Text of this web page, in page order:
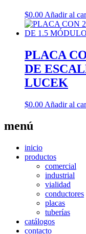
$0.00 Añadir al
PLACA
DE
LUCEK
$0.00 Añadir al
menú
inicio
productos
comercial
industrial
vialidad
conductores
placas
tuberías
catálogos
contacto